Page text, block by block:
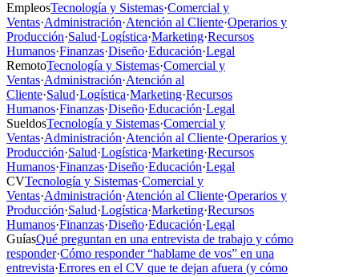
EmpleosTecnología y Sistemas·Comercial y
Ventas·Administración·Atención al Cliente·Operarios y
Producción·Salud·Logística·Marketing·Recursos
Humanos·Finanzas·Diseño·Educación·Legal
RemotoTecnología y Sistemas·Comercial y
Ventas·Administración·Atención al
Cliente·Salud·Logística·Marketing·Recursos
Humanos·Finanzas·Diseño·Educación·Legal
SueldosTecnología y Sistemas·Comercial y
Ventas·Administración·Atención al Cliente·Operarios y
Producción·Salud·Logística·Marketing·Recursos
Humanos·Finanzas·Diseño·Educación·Legal
CVTecnología y Sistemas·Comercial y
Ventas·Administración·Atención al Cliente·Operarios y
Producción·Salud·Logística·Marketing·Recursos
Humanos·Finanzas·Diseño·Educación·Legal
GuíasQué preguntan en una entrevista de trabajo y cómo
responder·Cómo responder “hablame de vos” en una
entrevista·Errores en el CV que te dejan afuera (y cómo